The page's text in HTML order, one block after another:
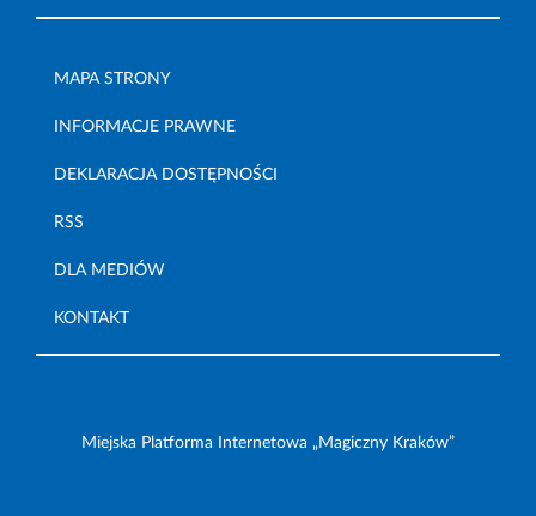
MAPA STRONY
INFORMACJE PRAWNE
DEKLARACJA DOSTĘPNOŚCI
RSS
DLA MEDIÓW
KONTAKT
Miejska Platforma Internetowa „Magiczny Kraków”